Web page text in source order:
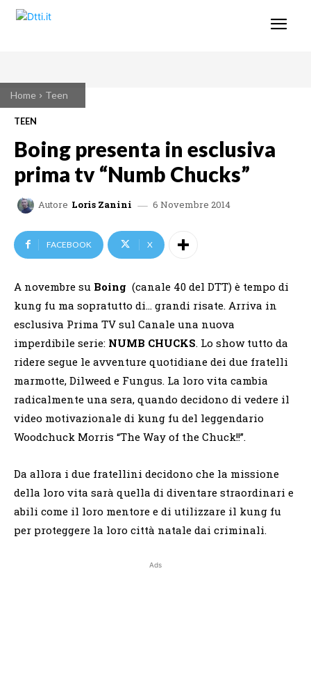
Home Teen
TEEN
Boing presenta in esclusiva
prima tv “Numb Chucks”
Autore Loris Zanini 6 Novembre 2014
FACEBOOK X
A novembre su Boing (canale 40 del DTT) è tempo di
kung fu ma sopratutto di… grandi risate. Arriva in
esclusiva Prima TV sul Canale una nuova
imperdibile serie: NUMB CHUCKS. Lo show tutto da
ridere segue le avventure quotidiane dei due fratelli
marmotte, Dilweed e Fungus. La loro vita cambia
radicalmente una sera, quando decidono di vedere il
video motivazionale di kung fu del leggendario
Woodchuck Morris “The Way of the Chuck!!”.
Da allora i due fratellini decidono che la missione
della loro vita sarà quella di diventare straordinari e
abili come il loro mentore e di utilizzare il kung fu
per proteggere la loro città natale dai criminali.
Ads